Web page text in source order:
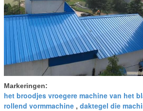
Markeringen:
het broodjes vroegere machine van het
rollend vormmachine , daktegel die